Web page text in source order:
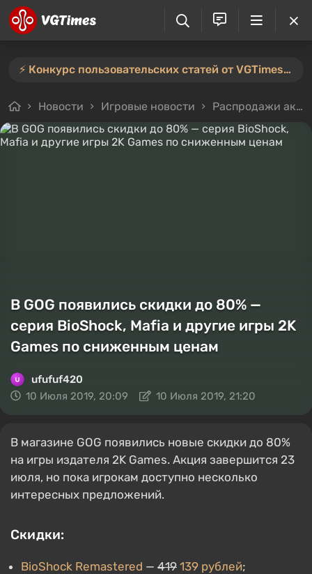
⚡️ Конкурс пользовательских статей от VGTimes продлён — участвуйте тут ⚡️
Новости Игровые новости Распродажи акции и скидки
В GOG появились скидки до 80% —
серия BioShock, Mafia и другие игры 2K
Games по сниженным ценам
ufufuf420
10 Июля 2019, 20:09
10 Июля 2019, 21:20
В магазине GOG появились новые скидки до 80%
на игры издателя 2K Games. Акция завершится 23
июля, но пока игрокам доступно несколько
интересных предложений.
Скидки:
BioShock Remastered — 419 139 рублей;